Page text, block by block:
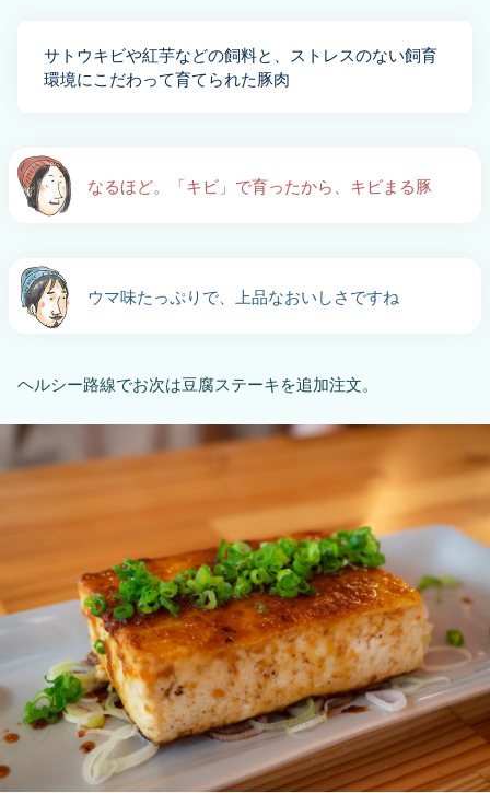
サトウキビや紅芋などの飼料と、ストレスのない飼育
環境にこだわって育てられた豚肉
なるほど。「キビ」で育ったから、キビまる豚
ウマ味たっぷりで、上品なおいしさですね
ヘルシー路線でお次は豆腐ステーキを追加注文。